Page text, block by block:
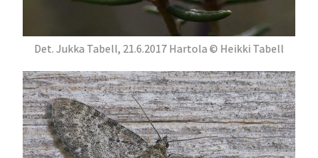
Det. Jukka Tabell, 21.6.2017 Hartola © Heikki Tabell